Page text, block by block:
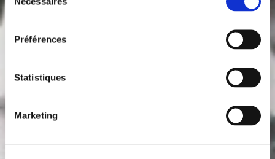
du
consentement
Préférences
Statistiques
Marketing